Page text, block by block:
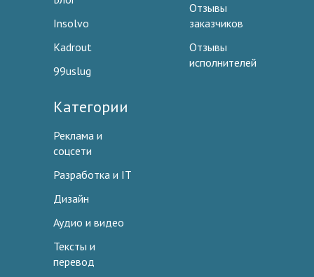
Insolvo
Kadrout
99uslug
Отзывы
заказчиков
Отзывы
исполнителей
Категории
Реклама и
соцсети
Разработка и IT
Дизайн
Аудио и видео
Тексты и
перевод